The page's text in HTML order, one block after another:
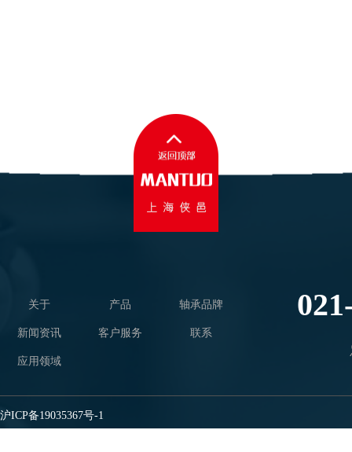
关于 产品 轴承品牌
新闻资讯 客户服务 联系
应用领域
沪ICP备19035367号-1